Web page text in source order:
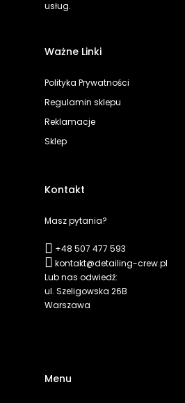
usług.
Ważne Linki
Polityka Prywatności
Regulamin sklepu
Reklamacje
Sklep
Kontakt
Masz pytania?
+48 507 477 593
kontakt@detailing-crew.pl
Lub nas odwiedź:
ul. Szeligowska 26B
Warszawa
Menu